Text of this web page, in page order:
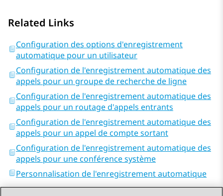
Related Links
Configuration des options d'enregistrement
automatique pour un utilisateur
Configuration de l'enregistrement automatique des
appels pour un groupe de recherche de ligne
Configuration de l'enregistrement automatique des
appels pour un routage d'appels entrants
Configuration de l'enregistrement automatique des
appels pour un appel de compte sortant
Configuration de l'enregistrement automatique des
appels pour une conférence système
Personnalisation de l'enregistrement automatique